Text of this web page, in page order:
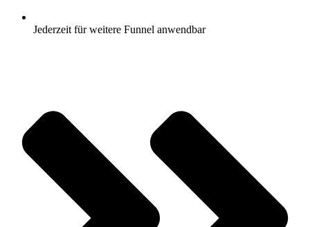
Jederzeit für weitere Funnel anwendbar